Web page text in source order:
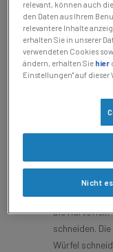
Liebstöckel
Die Kartoffeln
schneiden.
Würfel
relevant, können auch
den Daten aus Ihrem
relevantere Inhalte
erhalten Sie in unserer
verwendeten Cookies
ändern, erhalten Sie hier
Einstellungen" auf dieser
Nicht